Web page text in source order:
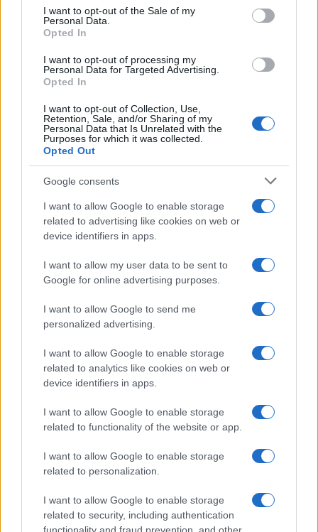
services and may gather and store information including but
not limited to your visit or usage behaviour. You may click to
grant or deny consent to Google and its third-party tags to
consent section.
I want to opt-out of the Sale of my
Personal Data.
Opted In
I want to opt-out of processing my
Personal Data for Targeted Advertising.
Opted In
I want to opt-out of Collection, Use,
Retention, Sale, and/or Sharing of my
Personal Data that Is Unrelated with the
Purposes for which it was collected.
Opted Out
Google consents
I want to allow Google to enable storage
related to advertising like cookies on web or
device identifiers in apps.
I want to allow my user data to be sent to
Google for online advertising purposes.
I want to allow Google to send me
personalized advertising.
I want to allow Google to enable storage
related to analytics like cookies on web or
device identifiers in apps.
I want to allow Google to enable storage
related to functionality of the website or app.
I want to allow Google to enable storage
related to personalization.
I want to allow Google to enable storage
related to security, including authentication
Dizionario dei Sogni – E
Dizionario dei Sogni – F
Dizionario dei Sogni – G
Dizionario dei Sogni – I
Dizionario dei Sogni – J
Dizionario dei Sogni – L
Dizionario dei Sogni – M
Dizionario dei Sogni – N
Dizionario dei Sogni – O
Dizionario dei Sogni – P
Dizionario dei Sogni – R
Dizionario dei Sogni – T
Dizionario dei Sogni – U
Dizionario dei Sogni – V
Dizionario dei Sogni – Z
alla Z
Smorfia